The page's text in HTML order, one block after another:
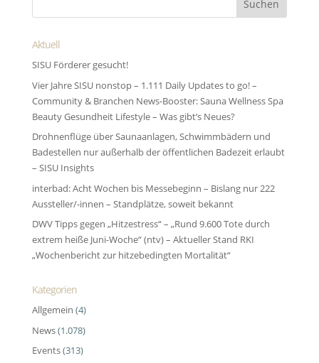
Aktuell
SISU Förderer gesucht!
Vier Jahre SISU nonstop – 1.111 Daily Updates to go! –
Community & Branchen News-Booster: Sauna Wellness Spa
Beauty Gesundheit Lifestyle – Was gibt’s Neues?
Drohnenflüge über Saunaanlagen, Schwimmbädern und
Badestellen nur außerhalb der öffentlichen Badezeit erlaubt
– SISU Insights
interbad: Acht Wochen bis Messebeginn – Bislang nur 222
Aussteller/-innen – Standplätze, soweit bekannt
DWV Tipps gegen „Hitzestress“ – „Rund 9.600 Tote durch
extrem heiße Juni-Woche“ (ntv) – Aktueller Stand RKI
„Wochenbericht zur hitze­bedingten Morta­lität“
Kategorien
Allgemein (4)
News(1.078)
Events(313)